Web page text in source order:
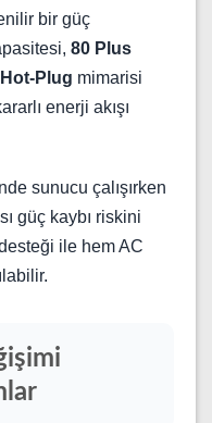
bir güç
80 Plus
Hot-Plug mimarisi
enerji akışı
sunucu çalışırken
güç kaybı riskini
ile hem AC